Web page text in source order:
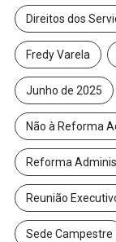
Direitos dos
Fredy Varela
Junho de 2025
Não à Reforma
Reforma
Reunião
Sede Campestre